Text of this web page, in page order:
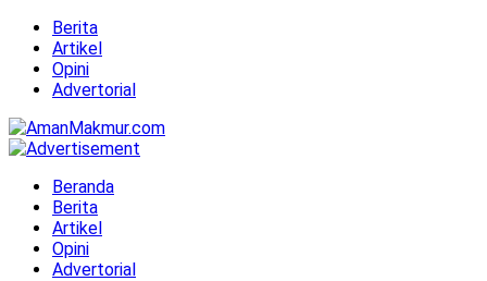
Berita
Artikel
Opini
Advertorial
Beranda
Berita
Artikel
Opini
Advertorial